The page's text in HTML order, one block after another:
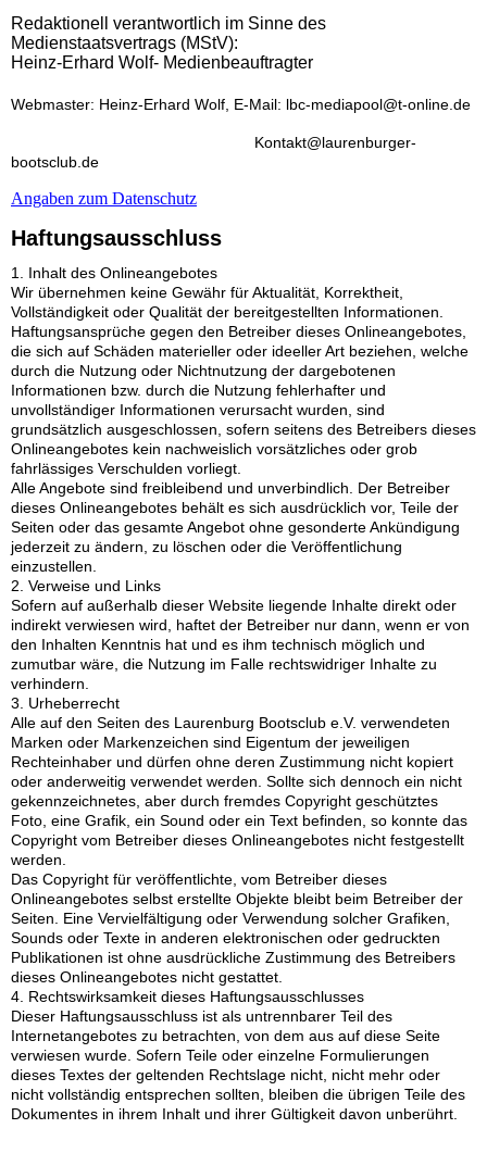
Redaktionell verantwortlich im Sinne des
Medienstaatsvertrags (MStV):
Heinz-Erhard Wolf- Medienbeauftragter
Webmaster: Heinz-Erhard Wolf, E-Mail: lbc-mediapool@t-online.de
Kontakt@laurenburger-
bootsclub.de
Angaben zum Datenschutz
Haftungsausschluss
1. Inhalt des Onlineangebotes
Wir übernehmen keine Gewähr für Aktualität, Korrektheit,
Vollständigkeit oder Qualität der bereitgestellten Informationen.
Haftungsansprüche gegen den Betreiber dieses Onlineangebotes,
die sich auf Schäden materieller oder ideeller Art beziehen, welche
durch die Nutzung oder Nichtnutzung der dargebotenen
Informationen bzw. durch die Nutzung fehlerhafter und
unvollständiger Informationen verursacht wurden, sind
grundsätzlich ausgeschlossen, sofern seitens des Betreibers dieses
Onlineangebotes kein nachweislich vorsätzliches oder grob
fahrlässiges Verschulden vorliegt.
Alle Angebote sind freibleibend und unverbindlich. Der Betreiber
dieses Onlineangebotes behält es sich ausdrücklich vor, Teile der
Seiten oder das gesamte Angebot ohne gesonderte Ankündigung
jederzeit zu ändern, zu löschen oder die Veröffentlichung
einzustellen.
2. Verweise und Links
Sofern auf außerhalb dieser Website liegende Inhalte direkt oder
indirekt verwiesen wird, haftet der Betreiber nur dann, wenn er von
den Inhalten Kenntnis hat und es ihm technisch möglich und
zumutbar wäre, die Nutzung im Falle rechtswidriger Inhalte zu
verhindern.
3. Urheberrecht
Alle auf den Seiten des Laurenburg Bootsclub e.V. verwendeten
Marken oder Markenzeichen sind Eigentum der jeweiligen
Rechteinhaber und dürfen ohne deren Zustimmung nicht kopiert
oder anderweitig verwendet werden. Sollte sich dennoch ein nicht
gekennzeichnetes, aber durch fremdes Copyright geschütztes
Foto, eine Grafik, ein Sound oder ein Text befinden, so konnte das
Copyright vom Betreiber dieses Onlineangebotes nicht festgestellt
werden.
Das Copyright für veröffentlichte, vom Betreiber dieses
Onlineangebotes selbst erstellte Objekte bleibt beim Betreiber der
Seiten. Eine Vervielfältigung oder Verwendung solcher Grafiken,
Sounds oder Texte in anderen elektronischen oder gedruckten
Publikationen ist ohne ausdrückliche Zustimmung des Betreibers
dieses Onlineangebotes nicht gestattet.
4. Rechtswirksamkeit dieses Haftungsausschlusses
Dieser Haftungsausschluss ist als untrennbarer Teil des
Internetangebotes zu betrachten, von dem aus auf diese Seite
verwiesen wurde. Sofern Teile oder einzelne Formulierungen
dieses Textes der geltenden Rechtslage nicht, nicht mehr oder
nicht vollständig entsprechen sollten, bleiben die übrigen Teile des
Dokumentes in ihrem Inhalt und ihrer Gültigkeit davon unberührt.